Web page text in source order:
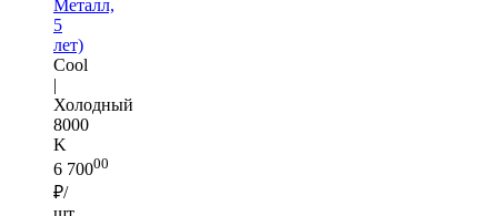
Металл,
5
лет)
Cool
|
Холодный
8000
K
6 70000
₽/